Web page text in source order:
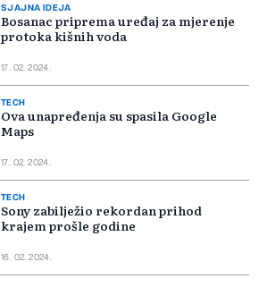
SJAJNA IDEJA
Bosanac priprema uređaj za mjerenje
protoka kišnih voda
17. 02. 2024.
TECH
Ova unapređenja su spasila Google
Maps
17. 02. 2024.
TECH
Sony zabilježio rekordan prihod
krajem prošle godine
16. 02. 2024.